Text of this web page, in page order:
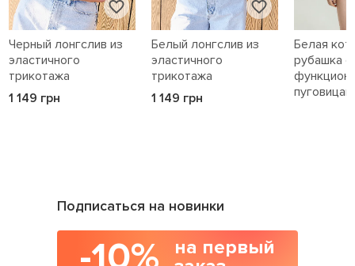
Черный лонгслив из
эластичного
трикотажа
1 149 грн
Белый лонгслив из
эластичного
трикотажа
1 149 грн
Белая
рубашка с
Подписаться на новинки
на первый